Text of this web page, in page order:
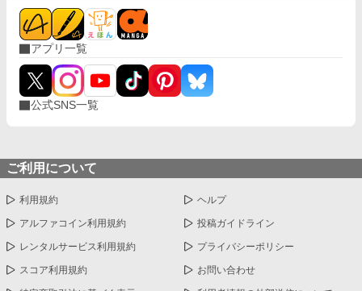
アプリ一覧
公式SNS一覧
ご利用について
利用規約 ヘルプ
アルファコイン利用規約 投稿ガイドライン
レンタルサービス利用規約 プライバシーポリシー
スコア利用規約 お問い合わせ